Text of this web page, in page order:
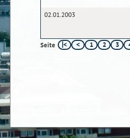
02.01.2003
Seite 1 2 3